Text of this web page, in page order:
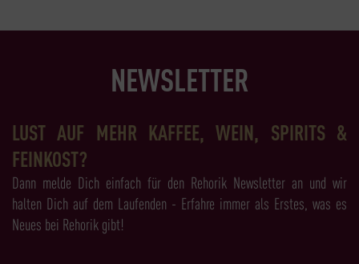
NEWSLETTER
LUST AUF MEHR KAFFEE, WEIN, SPIRITS &
FEINKOST?
Dann melde Dich einfach für den Rehorik Newsletter an und wir
halten Dich auf dem Laufenden - Erfahre immer als Erstes, was es
Neues bei Rehorik gibt!